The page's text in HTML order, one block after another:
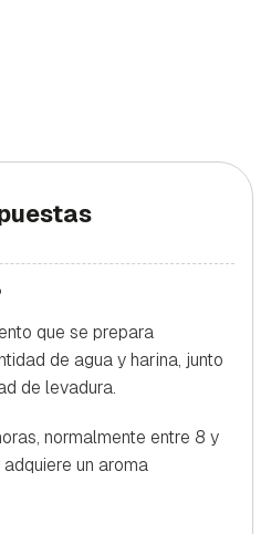
que se prepara
de agua y harina, junto
de levadura.
normalmente entre 8 y
un aroma